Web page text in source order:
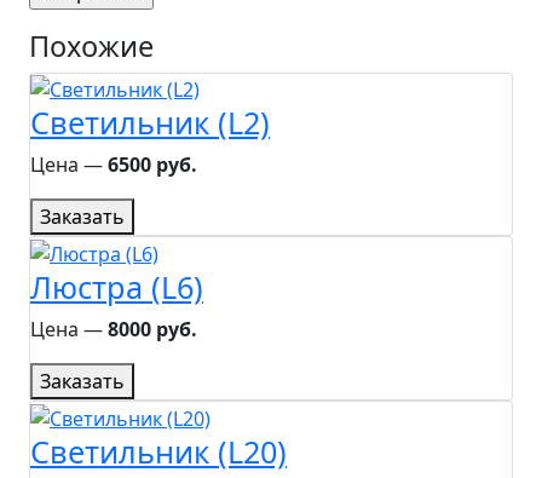
Похожие
Светильник (L2)
Цена ―6500 руб.
Заказать
Люстра (L6)
Цена ―8000 руб.
Заказать
Светильник (L20)